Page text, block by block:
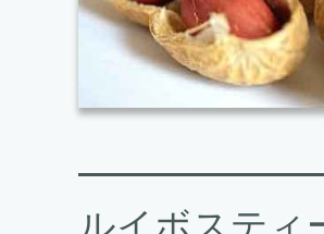
ルイボスティ